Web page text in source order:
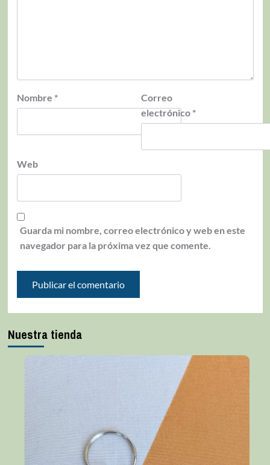
Nombre *
Correo
electrónico *
Web
Guarda mi nombre, correo electrónico y web en este
navegador para la próxima vez que comente.
Nuestra tienda